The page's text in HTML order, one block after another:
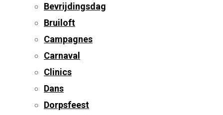
Bevrijdingsdag
Bruiloft
Campagnes
Carnaval
Clinics
Dans
Dorpsfeest